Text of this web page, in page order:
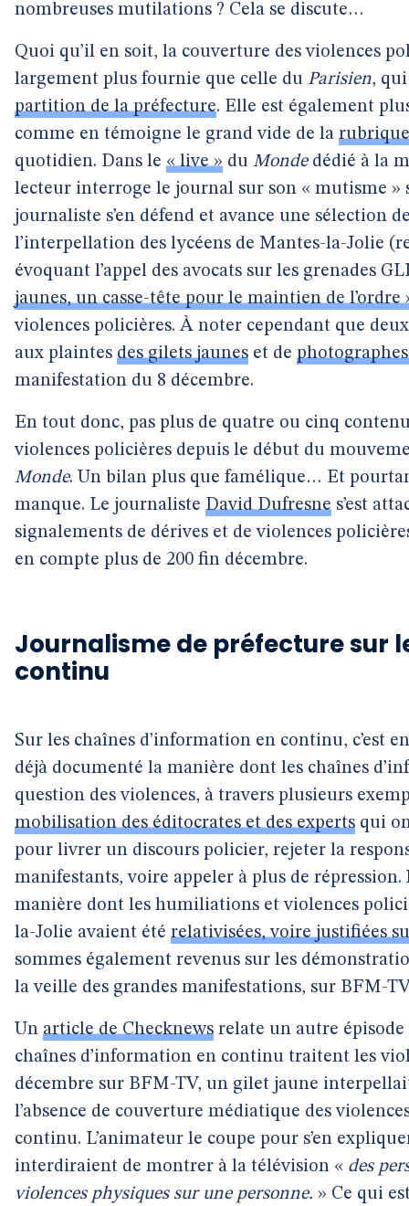
nombreuses mutilations ? Cela se discute…
Quoi qu’il en soit, la couverture des violences
largement plus fournie que celle du Parisien,
partition de la préfecture. Elle est également
comme en témoigne le grand vide de la
quotidien. Dans le « live » du Mondedédié à la
lecteur interroge le journal sur son « mutisme »
journaliste s’en défend et avance une sélection
l’interpellation des lycéens de Mantes-la-Jolie
évoquant l’appel des avocats sur les grenades
jaunes, un casse-tête pour le maintien de l’ordre
violences policières. À noter cependant que
aux plaintes des gilets jaunes et de
manifestation du 8 décembre.
En tout donc, pas plus de quatre ou cinq
violences policières depuis le début du
Monde. Un bilan plus que famélique… Et
manque. Le journaliste David Dufresne s’est
signalements de dérives et de violences
en compte plus de 200 fin décembre.
Journalisme de préfecture sur
continu
Sur les chaînes d’information en continu, c’est
déjà documenté la manière dont les chaînes
question des violences, à travers plusieurs
mobilisation des éditocrates et des experts qui
pour livrer un discours policier, rejeter la
manifestants, voire appeler à plus de
manière dont les humiliations et violences
la-Jolie avaient été relativisées, voire justifiées
sommes également revenus sur les
la veille des grandes manifestations, sur BFM-
Un article de Checknews relate un autre
chaînes d’information en continu traitent les
décembre sur BFM-TV, un gilet jaune
l’absence de couverture médiatique des
continu. L’animateur le coupe pour s’en
interdiraient de montrer à la télévision « des
violences physiques sur une personne. » Ce qui